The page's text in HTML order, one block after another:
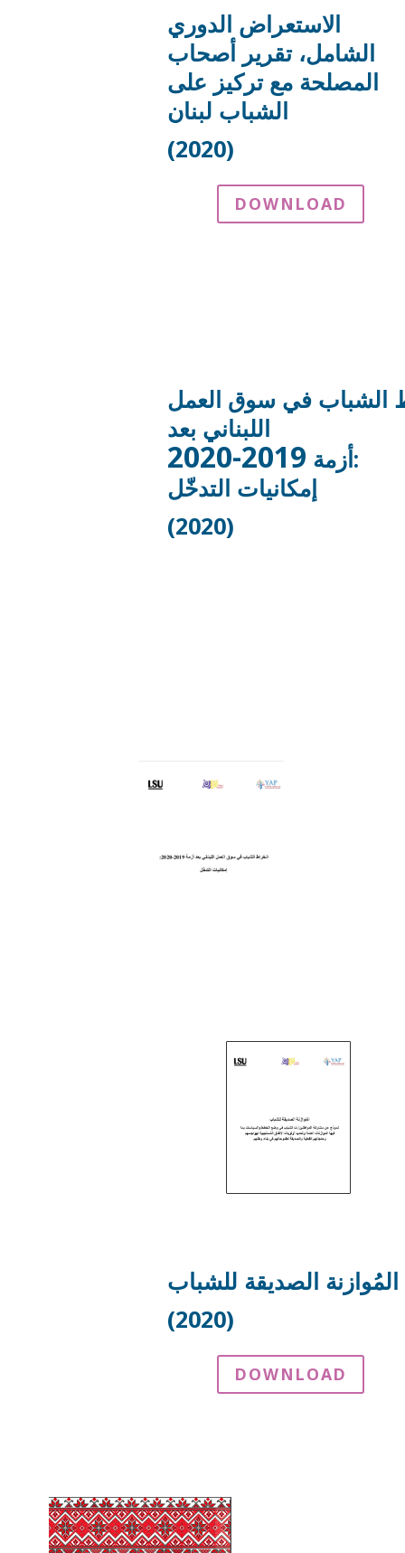
الاستعراض الدوري
الشامل، تقرير أصحاب
المصلحة مع تركيز على
الشباب لبنان
(2020)
DOWNLOAD
الشباب في سوق العمل
اللبناني بعد
أزمة 2019-2020
:
إمكانيات التدخّل
(2020)
المُوازنة الصديقة للشباب
(2020)
DOWNLOAD